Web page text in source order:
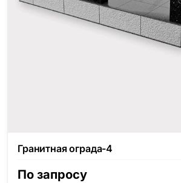
Гранитная ограда-4
По запросу